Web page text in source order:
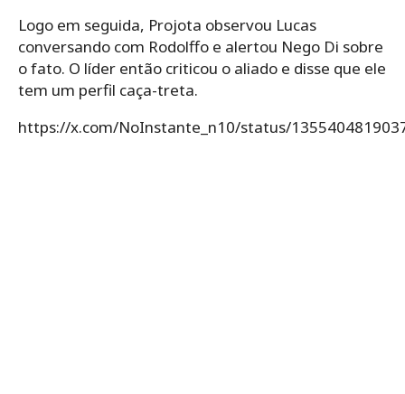
Logo em seguida, Projota observou Lucas
conversando com Rodolffo e alertou Nego Di sobre
o fato. O líder então criticou o aliado e disse que ele
tem um perfil caça-treta.
https://x.com/NoInstante_n10/status/